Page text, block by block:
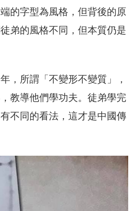
的字型為風格，但背後的原
弟的風格不同，但本質仍是
，所謂「不變形不變質」，
教導他們學功夫。徒弟學完
不同的看法，這才是中國傳